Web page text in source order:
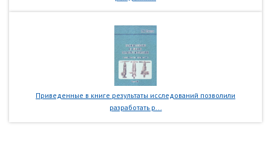
Приведенные в книге результаты исследований позволили
разработать р...